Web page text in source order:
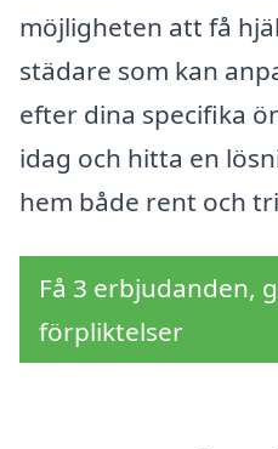
möjligheten att få
städare som kan
efter dina specifika
idag och hitta en
hem både rent och
Få 3 erbjudanden,
förpliktelser